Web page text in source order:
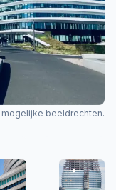
HIGH-
beeldrechten.